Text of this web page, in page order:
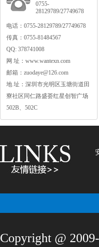
0755-
28129789/27749678
电话：0755-28129789/27749678
传真：0755-81484567
QQ:378741008
网址：www.wantexn.com
邮箱：zuodaye@126.com
地址：深圳市光明区玉塘街道田
寮社区同仁路盛荟红星创智广场
502B、502C